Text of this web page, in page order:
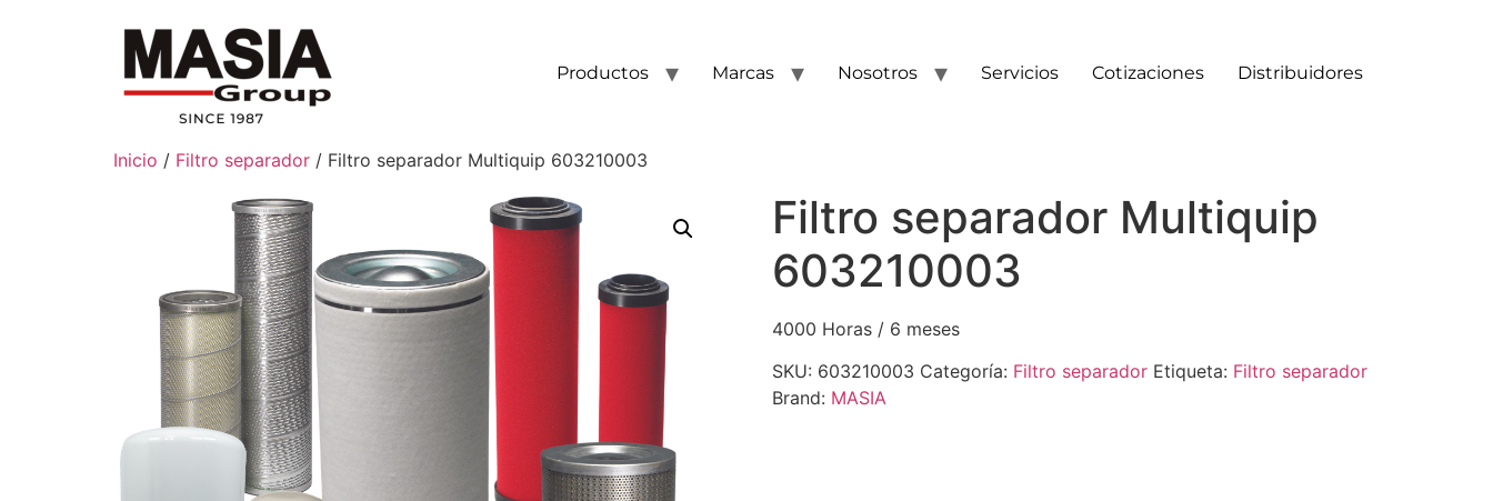
Productos Marcas Nosotros Servicios Cotizaciones Distribuidores
Inicio / Filtro separador / Filtro separador Multiquip 603210003
Filtro separador Multiquip
603210003
4000 Horas / 6 meses
SKU: 603210003 Categoría: Filtro separador Etiqueta: Filtro separador
Brand: MASIA